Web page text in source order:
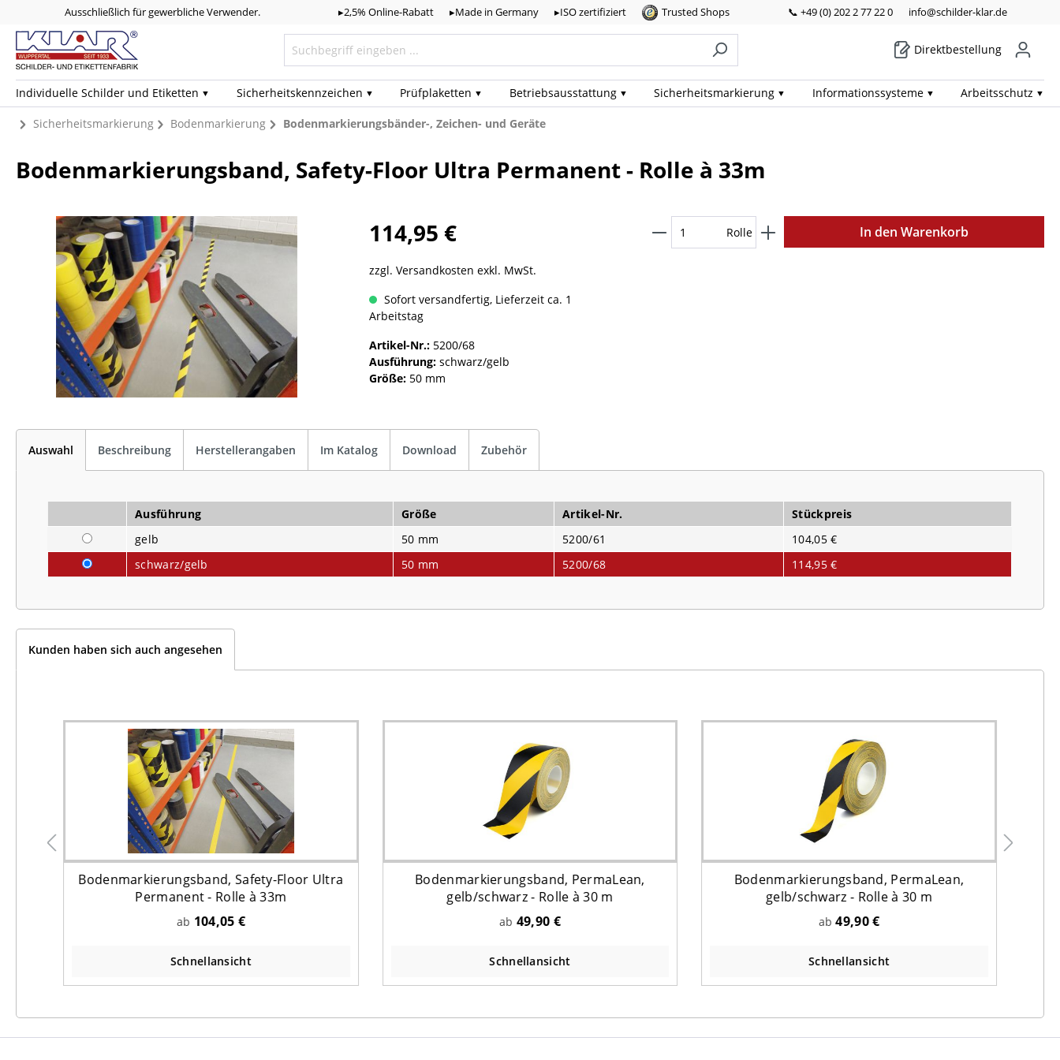
Ausschließlich für gewerbliche Verwender. ▸2,5% Online-Rabatt ▸Made in Germany ▸ISO zertifiziert Trusted Shops 📞 +49 (0) 202 2 77 22 0 info@schilder-klar.de
Direktbestellung
Individuelle Schilder und Etiketten Sicherheits­kennzeichen Prüf­plaketten Betriebs­ausstattung Sicherheits­markierung Informations­systeme Arbeits­schutz
Sicherheitsmarkierung Bodenmarkierung Bodenmarkierungsbänder-, Zeichen- und Geräte
Bodenmarkierungsband, Safety-Floor Ultra Permanent - Rolle à 33m
114,95 €
zzgl. Versandkosten exkl. MwSt.
Rolle In den Warenkorb
Sofort versandfertig, Lieferzeit ca. 1
Arbeitstag
Artikel-Nr.: 5200/68
Ausführung: schwarz/gelb
Größe: 50 mm
Auswahl Beschreibung Herstellerangaben Im Katalog Download Zubehör
Ausführung Größe Artikel-Nr.
Stückpreis
gelb
50 mm 5200/61
104,05 €
schwarz/gelb
50 mm 5200/68 114,95 €
Kunden haben sich auch angesehen
Bodenmarkierungsband, Safety-Floor Ultra
Permanent - Rolle à 33m
ab 104,05 €
Schnellansicht
Bodenmarkierungsband, PermaLean,
gelb/schwarz - Rolle à 30 m
ab 49,90 €
Schnellansicht
Bodenmarkierungsband, PermaLean,
gelb/schwarz - Rolle à 30 m
ab49,90 €
Schnellansicht